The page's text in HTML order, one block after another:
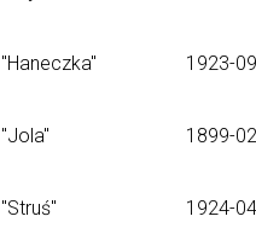
"Haneczka" 1923-
"Jola" 1899-
"Struś" 1924-